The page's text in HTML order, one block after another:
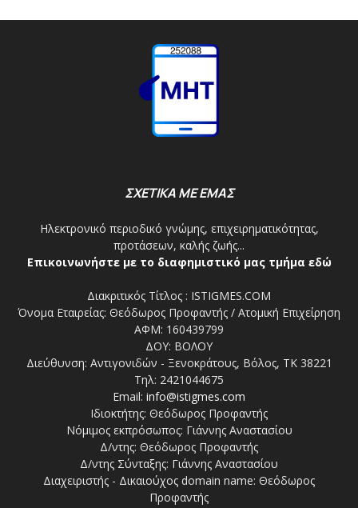
ΣΧΕΤΙΚΑ ΜΕ ΕΜΑΣ
Ηλεκτρονικό περιοδικό γνώμης, επιχειρηματικότητας,
προτάσεων, καλής ζωής...
Επικοινωνήστε με το διαφημιστικό μας τμήμα εδώ
Διακριτικός Τίτλος : ISTIGMES.COM
Όνομα Εταιρείας: Θεόδωρος Προφαντής / Ατομική Επιχείρηση
ΑΦΜ: 160439799
ΔΟΥ: ΒΟΛΟΥ
Διεύθυνση: Αντιγονιδών - Ξενοκράτους, Βόλος, ΤΚ 38221
Τηλ: 2421044675
Email: info@istigmes.com
Ιδιοκτήτης: Θεόδωρος Προφαντής
Νόμιμος εκπρόσωπος: Γιάννης Αναστασίου
Δ/ντης: Θεόδωρος Προφαντής
Δ/ντης Σύνταξης: Γιάννης Αναστασίου
Διαχειριστής - Δικαιούχος domain name: Θεόδωρος
Προφαντής